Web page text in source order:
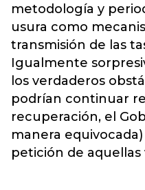
metodología y
usura como
transmisión de las
Igualmente
los verdaderos
podrían continuar
recuperación, el
manera
petición de aquellas